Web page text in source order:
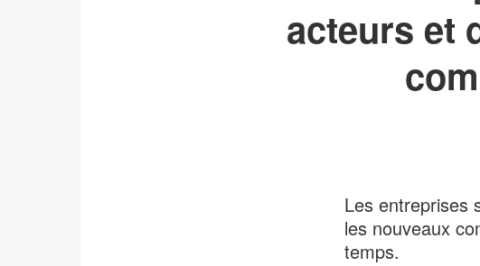
acteurs et
Les entreprises
les nouveaux
temps.